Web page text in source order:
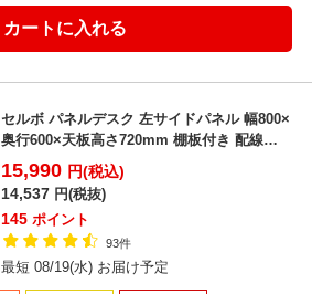
セルボ パネルデスク 左サイドパネル 幅800×
奥行600×天板高さ720mm 棚板付き 配線ホ
ール...
15,990 円(税込)
14,537 円(税抜)
145 ポイント
93件
最短 08/19(水) お届け予定